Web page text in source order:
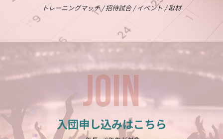
トレーニングマッチ / 招待試合 / イベント / 取材
JOIN
入団申し込みはこちら